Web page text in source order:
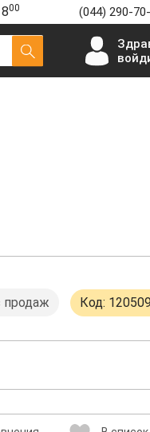
00 (044) 290-
продаж Код: